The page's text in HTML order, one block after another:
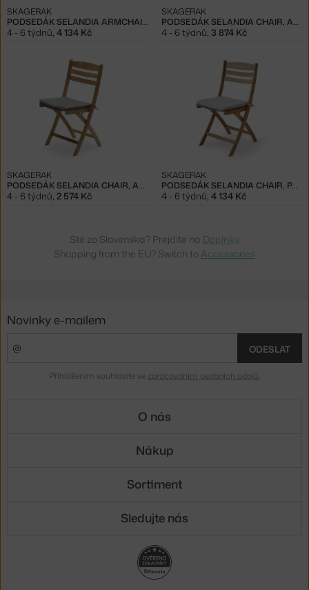
PODSEDÁK SELANDIA ARMCHAIR, PAPYRUS
SKAGERAK
4 - 6 týdnů, 4 134 Kč
PODSEDÁK SELANDIA CHAIR, APRICOT / GREEN STRIPE
SKAGERAK
4 - 6 týdnů, 3 874 Kč
PODSEDÁK SELANDIA CHAIR, ASH
SKAGERAK
4 - 6 týdnů 2 574 Kč
PODSEDÁK SELANDIA CHAIR, PAPYRUS
SKAGERAK
4 - 6 týdnů 4 134 Kč
Ste zo Slovenska? Prejdite na Doplnky
Shopping from the EU? Switch to Accessories
Novinky e-mailem
ODESLAT
Přihlášením souhlasíte se zpracováním osobních údajů
O nás
Nákup
Sortiment
Sledujte nás